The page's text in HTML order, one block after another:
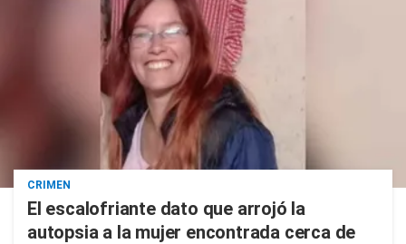
CRIMEN
El escalofriante dato que arrojó la
autopsia a la mujer encontrada cerca de